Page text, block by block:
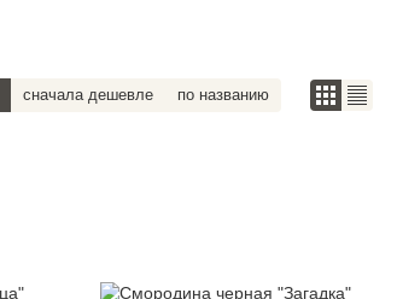
сначала дешевле по названию